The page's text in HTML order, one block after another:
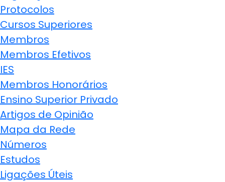
Protocolos
Cursos Superiores
Membros
Membros Efetivos
IES
Membros Honorários
Ensino Superior Privado
Artigos de Opinião
Mapa da Rede
Números
Estudos
Ligações Úteis